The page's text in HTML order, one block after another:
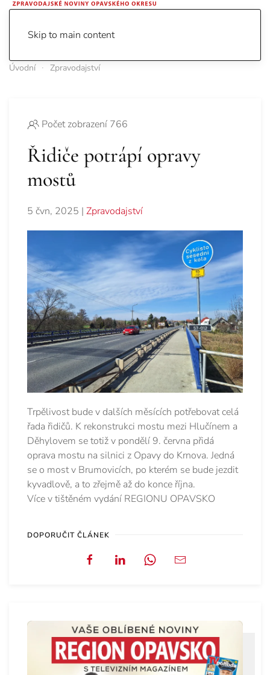
Skip to main content
Úvodní Zpravodajství
Počet zobrazení 766
Řidiče potrápí opravy
mostů
5 čvn, 2025 | Zpravodajství
Trpělivost bude v dalších měsících potřebovat celá
řada řidičů. K rekonstrukci mostu mezi Hlučínem a
Děhylovem se totiž v pondělí 9. června přidá
oprava mostu na silnici z Opavy do Krnova. Jedná
se o most v Brumovicích, po kterém se bude jezdit
kyvadlově, a to zřejmě až do konce října.
Více v tištěném vydání REGIONU OPAVSKO
DOPORUČIT ČLÁNEK